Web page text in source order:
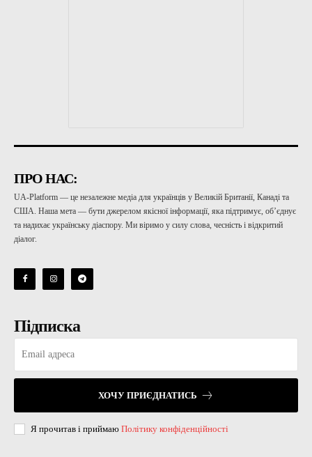
ПРО НАС:
UA-Platform — це незалежне медіа для українців у Великій Британії, Канаді та
США. Наша мета — бути джерелом якісної інформації, яка підтримує, об’єднує
та надихає українську діаспору. Ми віримо у силу слова, чесність і відкритий
діалог.
Підписка
ХОЧУ ПРИЄДНАТИСЬ
Я прочитав і приймаю Політику конфіденційності